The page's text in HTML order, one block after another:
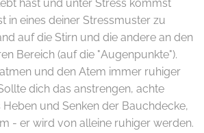
hast und unter Stress kommst
in eines deiner Stressmuster zu
auf die Stirn und die andere an den
Bereich (auf die "Augenpunkte").
und den Atem immer ruhiger
dich das anstrengen, achte
und Senken der Bauchdecke,
- er wird von alleine ruhiger werden.